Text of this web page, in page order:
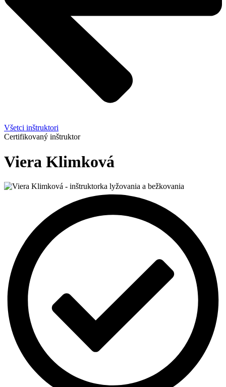
Všetci inštruktori
Certifikovaný inštruktor
Viera Klimková